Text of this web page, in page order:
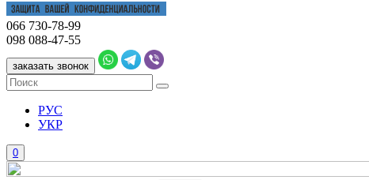
066 730-78-99
098 088-47-55
заказать звонок
РУС
УКР
0